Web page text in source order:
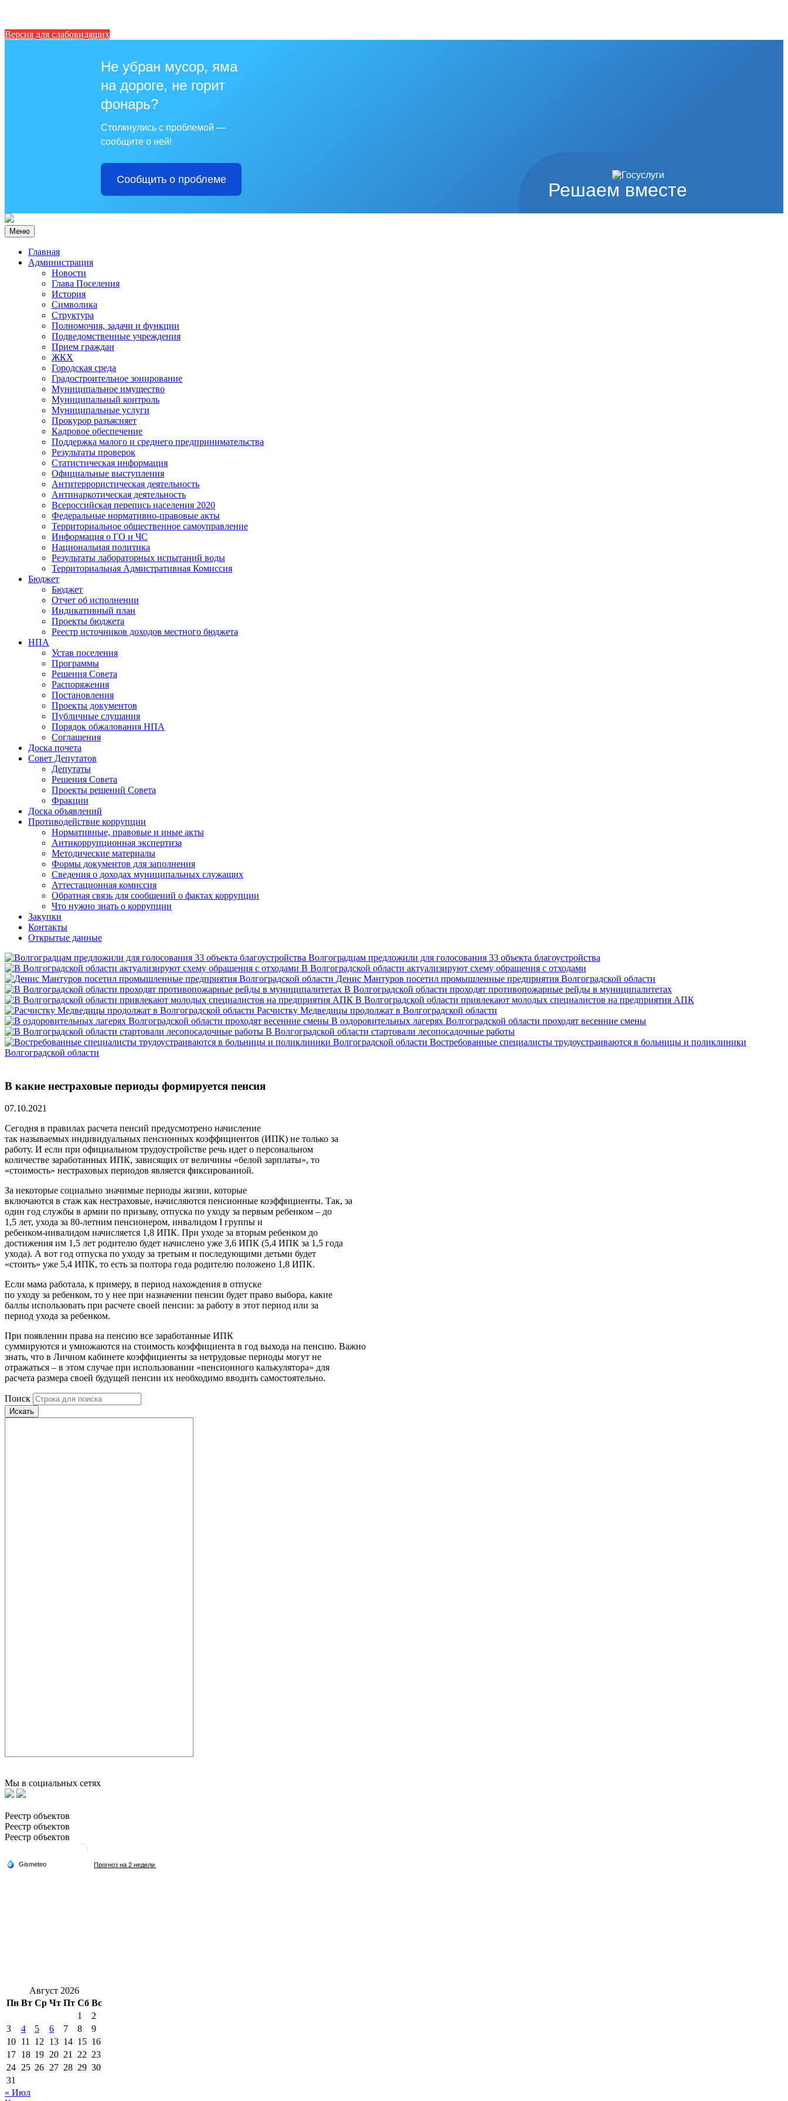
Версия для слабовидящих
Решаем вместе
Не убран мусор, яма
на дороге, не горит
фонарь?
Столкнулись с проблемой —
сообщите о ней!
Сообщить о проблеме
Меню
Главная
Администрация
Новости
Глава Поселения
История
Символика
Структура
Полномочия, задачи и функции
Подведомственные учреждения
Прием граждан
ЖКХ
Городская среда
Градостроительное зонирование
Муниципальное имущество
Муниципальный контроль
Муниципальные услуги
Прокурор разъясняет
Кадровое обеспечение
Поддержка малого и среднего предпринимательства
Результаты проверок
Статистическая информация
Официальные выступления
Антитеррористическая деятельность
Антинаркотическая деятельность
Всероссийская перепись населения 2020
Федеральные нормативно-правовые акты
Территориальное общественное самоуправление
Информация о ГО и ЧС
Национальная политика
Результаты лабораторных испытаний воды
Территориальная Адмистративная Комиссия
Бюджет
Бюджет
Отчет об исполнении
Индикативный план
Проекты бюджета
Реестр источников доходов местного бюджета
НПА
Устав поселения
Программы
Решения Совета
Распоряжения
Постановления
Проекты документов
Публичные слушания
Порядок обжалования НПА
Соглашения
Доска почета
Совет Депутатов
Депутаты
Решения Совета
Проекты решений Совета
Фракции
Доска объявлений
Противодействие коррупции
Нормативные, правовые и иные акты
Антикоррупционная экспертиза
Методические материалы
Формы документов для заполнения
Сведения о доходах муниципальных служащих
Аттестационная комиссия
Обратная связь для сообщений о фактах коррупции
Что нужно знать о коррупции
Закупки
Контакты
Открытые данные
Волгоградцам предложили для голосования 33 объекта благоустройства
В Волгоградской области актуализируют схему обращения с отходами
Денис Мантуров посетил промышленные предприятия Волгоградской области
В Волгоградской области проходят противопожарные рейды в муниципалитетах
В Волгоградской области привлекают молодых специалистов на предприятия АПК
Расчистку Медведицы продолжат в Волгоградской области
В оздоровительных лагерях Волгоградской области проходят весенние смены
В Волгоградской области стартовали лесопосадочные работы
Востребованные специалисты трудоустраиваются в больницы и поликлиники
Волгоградской области
В какие нестраховые периоды формируется пенсия
07.10.2021
Сегодня в правилах расчета пенсий предусмотрено начисление
так называемых индивидуальных пенсионных коэффициентов (ИПК) не только за
работу. И если при официальном трудоустройстве речь идет о персональном
количестве заработанных ИПК, зависящих от величины «белой зарплаты», то
«стоимость» нестраховых периодов является фиксированной.
За некоторые социально значимые периоды жизни, которые
включаются в стаж как нестраховые, начисляются пенсионные коэффициенты. Так, за
один год службы в армии по призыву, отпуска по уходу за первым ребенком ­– до
1,5 лет, ухода за 80-летним пенсионером, инвалидом I группы и
ребенком-инвалидом начисляется 1,8 ИПК. При уходе за вторым ребенком до
достижения им 1,5 лет родителю будет начислено уже 3,6 ИПК (5,4 ИПК за 1,5 года
ухода). А вот год отпуска по уходу за третьим и последующими детьми будет
«стоить» уже 5,4 ИПК, то есть за полтора года родителю положено 1,8 ИПК.
Если мама работала, к примеру, в период нахождения в отпуске
по уходу за ребенком, то у нее при назначении пенсии будет право выбора, какие
баллы использовать при расчете своей пенсии: за работу в этот период или за
период ухода за ребенком.
При появлении права на пенсию все заработанные ИПК
суммируются и умножаются на стоимость коэффициента в год выхода на пенсию. Важно
знать, что в Личном кабинете коэффициенты за нетрудовые периоды могут не
отражаться – в этом случае при использовании «пенсионного калькулятора» для
расчета размера своей будущей пенсии их необходимо вводить самостоятельно.
Поиск
Искать
Мы в социальных сетях
Реестр объектов
Реестр объектов
Реестр объектов
Август 2026
Пн Вт Ср Чт Пт Сб Вс
1
2
3
4 5 6 7 8
9
10 11 12 13 14 15 16
17 18 19 20 21 22 23
24 25 26 27 28 29 30
31
« Июл